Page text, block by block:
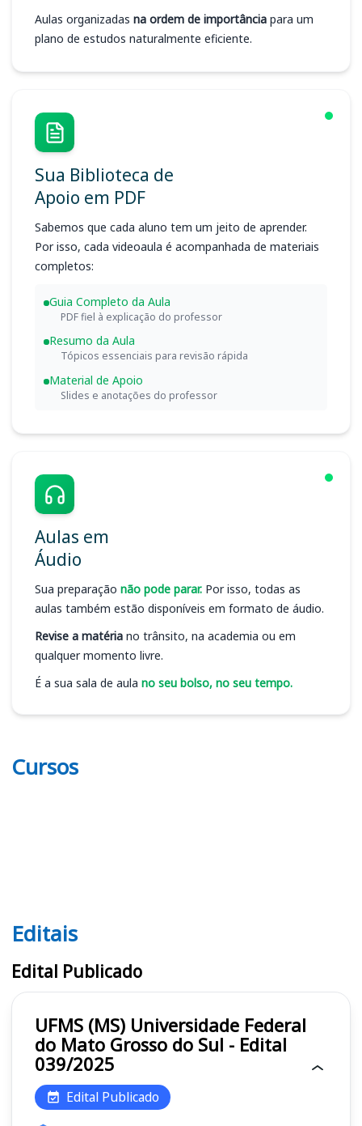
Aulas organizadas na ordem de importância para um
plano de estudos naturalmente eficiente.
Sua Biblioteca de
Apoio em PDF
Sabemos que cada aluno tem um jeito de aprender.
Por isso, cada videoaula é acompanhada de materiais
completos:
Guia Completo da Aula
PDF fiel à explicação do professor
Resumo da Aula
Tópicos essenciais para revisão rápida
Material de Apoio
Slides e anotações do professor
Aulas em
Áudio
Sua preparação não pode parar. Por isso, todas as
aulas também estão disponíveis em formato de áudio.
Revise a matéria no trânsito, na academia ou em
qualquer momento livre.
É a sua sala de aula no seu bolso, no seu tempo.
Cursos
Editais UFMS (MS)
Editais
Edital Publicado
UFMS (MS) Universidade Federal
do Mato Grosso do Sul - Edital
039/2025
Edital Publicado